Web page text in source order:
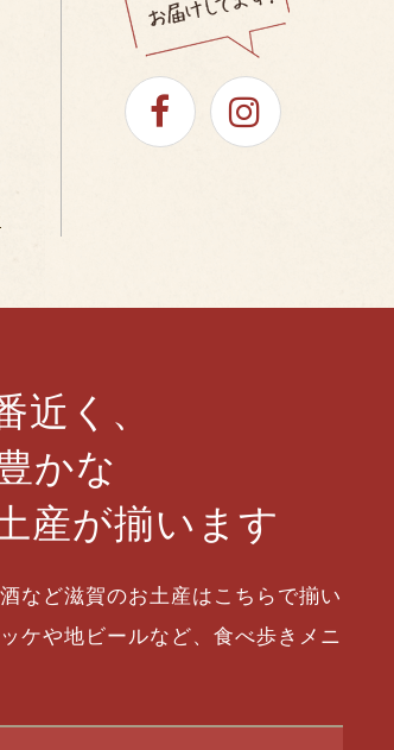
近く、
かな
産が揃います
など滋賀のお土産はこちらで揃い
ケや地ビールなど、食べ歩きメニ